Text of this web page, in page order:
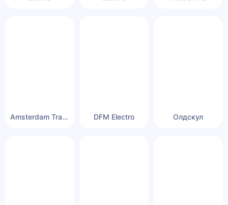
Amsterdam Trance Radio — 1.FM DFM Electro Олдскул